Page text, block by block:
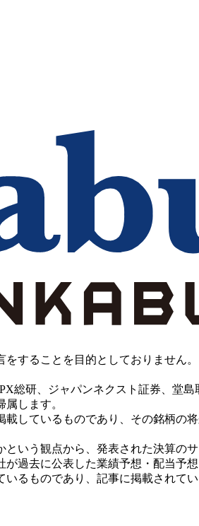
することを目的としておりません。
研、ジャパンネクスト証券、堂島
します。
しているものであり、その銘柄の
いう観点から、発表された決算の
過去に公表した業績予想・配当予
るものであり、記事に掲載されて